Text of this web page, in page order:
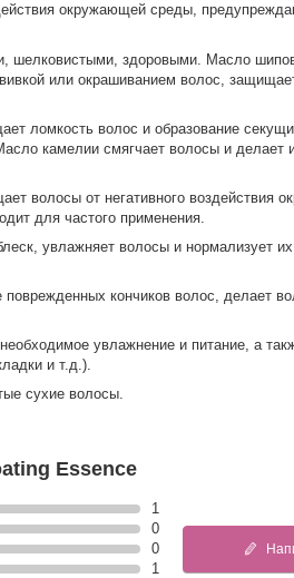
окружающей среды,
шелковистыми, здоровыми. Масло
или окрашиванием волос,
ломкость волос и образование
камелии смягчает волосы и
волосы от негативного воздействия
для частого применения.
увлажняет волосы и нормализует их
кончиков волос, делает
увлажнение и питание, а
и т.д.).
сухие волосы.
Essence
1
0
0
1